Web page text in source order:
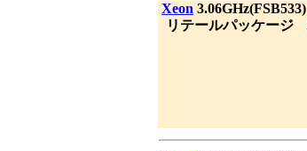
Xeon 3.06GHz(FSB533)
リテールパッケージ